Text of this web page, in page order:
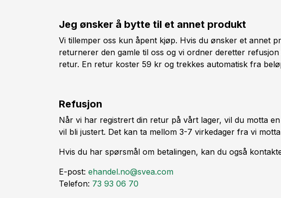
Jeg ønsker å bytte til et annet produkt
Vi tillemper oss kun åpent kjøp. Hvis du ønsker et annet
returnerer den gamle til oss og vi ordner deretter
retur. En retur koster 59 kr og trekkes automatisk fra
Refusjon
Når vi har registrert din retur på vårt lager, vil du motta
vil bli justert. Det kan ta mellom 3-7 virkedager fra vi
Hvis du har spørsmål om betalingen, kan du også
E-post: ehandel.no@svea.com
Telefon: 73 93 06 70